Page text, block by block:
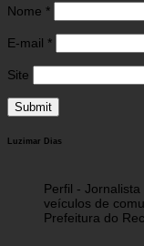
Nome *
E-mail *
Site
Luzimar Dias
Perfil -
veículos de
Prefeitura do